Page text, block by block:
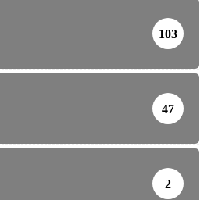
103
47
2